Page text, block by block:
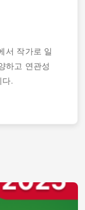
서 작가로 일
하고 연관성
.